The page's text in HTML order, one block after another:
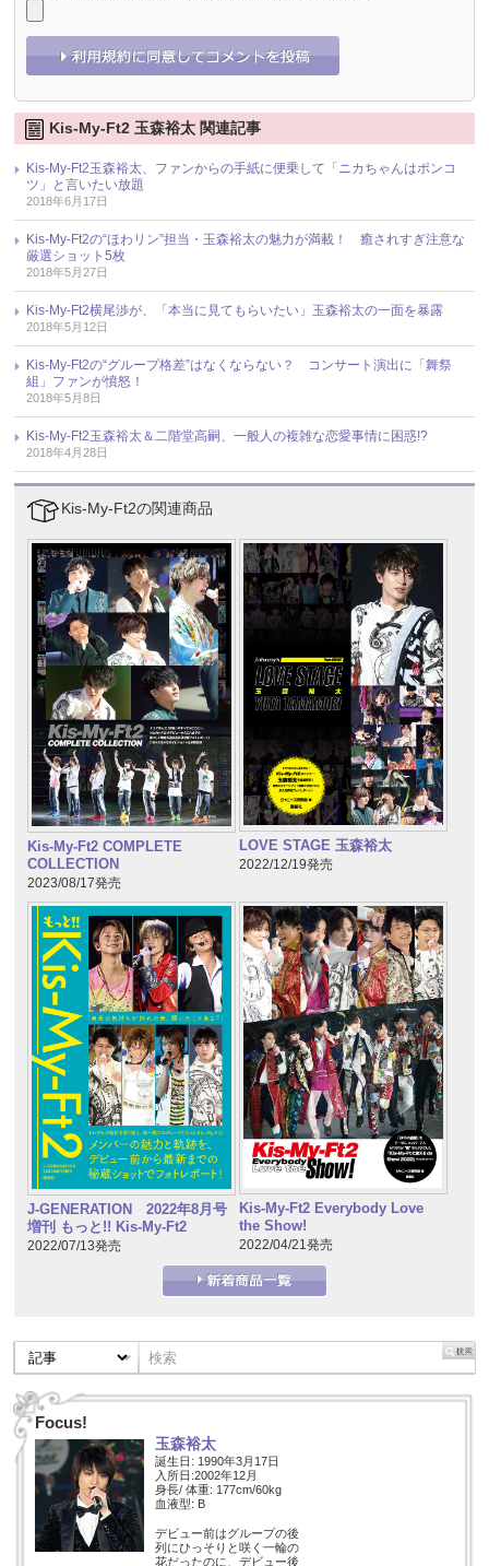
Kis-My-Ft2 玉森裕太 関連記事
Kis-My-Ft2玉森裕太、ファンからの手紙に便乗して「ニカちゃんはポンコ
ツ」と言いたい放題
2018年6月17日
Kis-My-Ft2の“ほわリン”担当・玉森裕太の魅力が満載！ 癒されすぎ注意な
厳選ショット5枚
2018年5月27日
Kis-My-Ft2横尾渉が、「本当に見てもらいたい」玉森裕太の一面を暴露
2018年5月12日
Kis-My-Ft2の“グループ格差”はなくならない？ コンサート演出に「舞祭
組」ファンが憤怒！
2018年5月8日
Kis-My-Ft2玉森裕太＆二階堂高嗣、一般人の複雑な恋愛事情に困惑!?
2018年4月28日
Kis-My-Ft2の関連商品
Kis-My-Ft2 COMPLETE
COLLECTION
2023/08/17発売
LOVE STAGE 玉森裕太
2022/12/19発売
J-GENERATION 2022年8月号
増刊 もっと!! Kis-My-Ft2
2022/07/13発売
Kis-My-Ft2 Everybody Love
the Show!
2022/04/21発売
Focus!
玉森裕太
誕生日: 1990年3月17日
入所日:2002年12月
身長/ 体重: 177cm/60kg
血液型: B
デビュー前はグループの後
列にひっそりと咲く一輪の
花だったのに、デビュー後